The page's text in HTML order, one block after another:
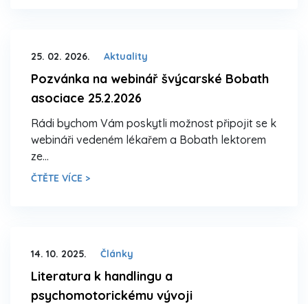
25. 02. 2026. Aktuality
Pozvánka na webinář švýcarské Bobath
asociace 25.2.2026
Rádi bychom Vám poskytli možnost připojit se k
webináři vedeném lékařem a Bobath lektorem
ze…
ČTĚTE VÍCE >
14. 10. 2025. Články
Literatura k handlingu a
psychomotorickému vývoji